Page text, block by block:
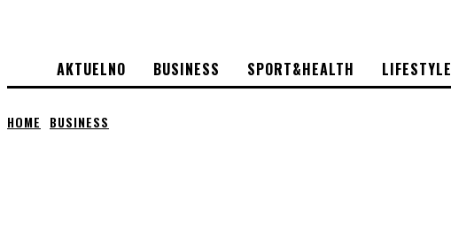
AKTUELNO BUSINESS SPORT&HEALTH LIFESTYLE
HOME BUSINESS